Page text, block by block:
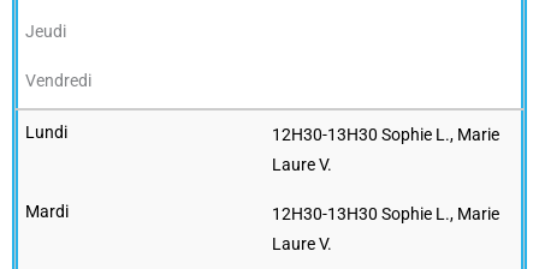
12H30-13H30 Sophie L., Marie
Laure V.
12H30-13H30 Sophie L., Marie
Laure V.